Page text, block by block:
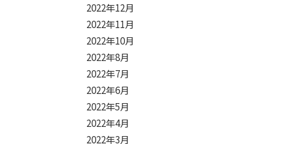
2022年12月
2022年11月
2022年10月
2022年8月
2022年7月
2022年6月
2022年5月
2022年4月
2022年3月